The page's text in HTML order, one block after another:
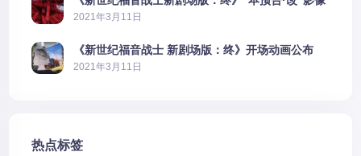
公开
2021年3月11日
《新世纪福音战士 新剧场版：终》开场动画公布
2021年3月11日
热点标签